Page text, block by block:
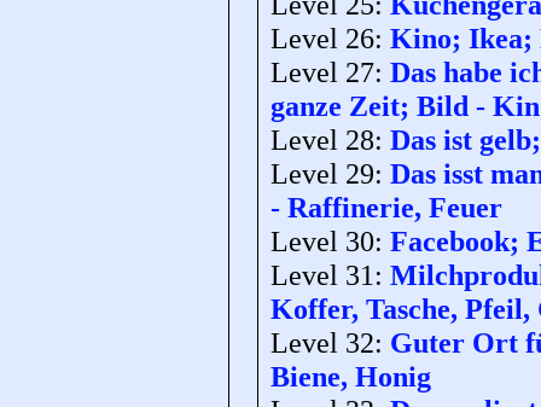
Level 26: Kino; Ikea;
Level 27: Das habe
ganze Zeit; Bild -
Level 28: Das ist
Level 29: Das isst
- Raffinerie, Feuer
Level 30: Facebook;
Level 31:
Koffer, Tasche, Pfeil,
Level 32: Guter Ort
Biene, Honig